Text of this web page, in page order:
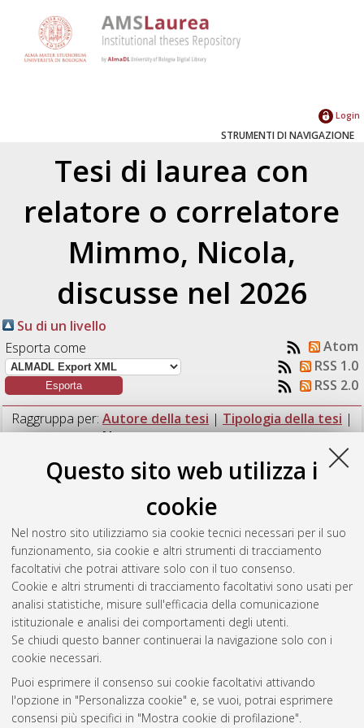
Questo sito web utilizza i
cookie
Nel nostro sito utilizziamo sia cookie tecnici necessari per il suo
funzionamento, sia cookie e altri strumenti di tracciamento
facoltativi che potrai attivare solo con il tuo consenso.
Cookie e altri strumenti di tracciamento facoltativi sono usati per
analisi statistiche, misure sull'efficacia della comunicazione
istituzionale e analisi dei comportamenti degli utenti.
Se chiudi questo banner continuerai la navigazione solo con i
cookie necessari.
Puoi esprimere il consenso sui cookie facoltativi attivando
l'opzione in "Personalizza cookie" e, se vuoi, potrai esprimere
consensi più specifici in "Mostra cookie di profilazione".
Login
STRUMENTI DI NAVIGAZIONE
Tesi di laurea con
relatore o correlatore
Mimmo, Nicola,
discusse nel 2026
Su di un livello
Esporta come
Atom
RSS 1.0
RSS 2.0
Raggruppa per: Autore della tesi | Tipologia della tesi |
Nessun raggruppamento
Numero di documenti:1
(2026)Lyapunov on-manifold safety layer
magistrale], Università di Bologna, Corso di Studio in
Automation engineering / ingegneria dell’automazione [LM-
DM270], Documento full-text non disponibile
Questa lista e' stata generata ilSat Aug 8 16:45:34 2026
CEST
Atom
Rss 1.0